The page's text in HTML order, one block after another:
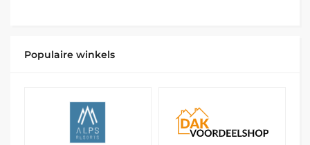
Populaire winkels